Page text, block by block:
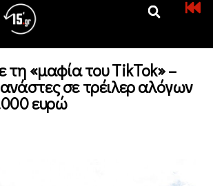
τη «μαφία του TikTok» –
σε τρέιλερ αλόγων
ευρώ